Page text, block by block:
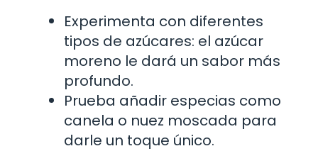
Experimenta con diferentes
tipos de azúcares: el azúcar
moreno le dará un sabor más
profundo.
Prueba añadir especias como
canela o nuez moscada para
darle un toque único.